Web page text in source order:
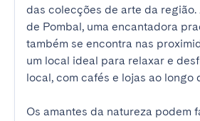
das colecções de arte da
de Pombal, uma encantadora
também se encontra nas
um local ideal para relaxar e
local, com cafés e lojas ao longo
Os amantes da natureza podem